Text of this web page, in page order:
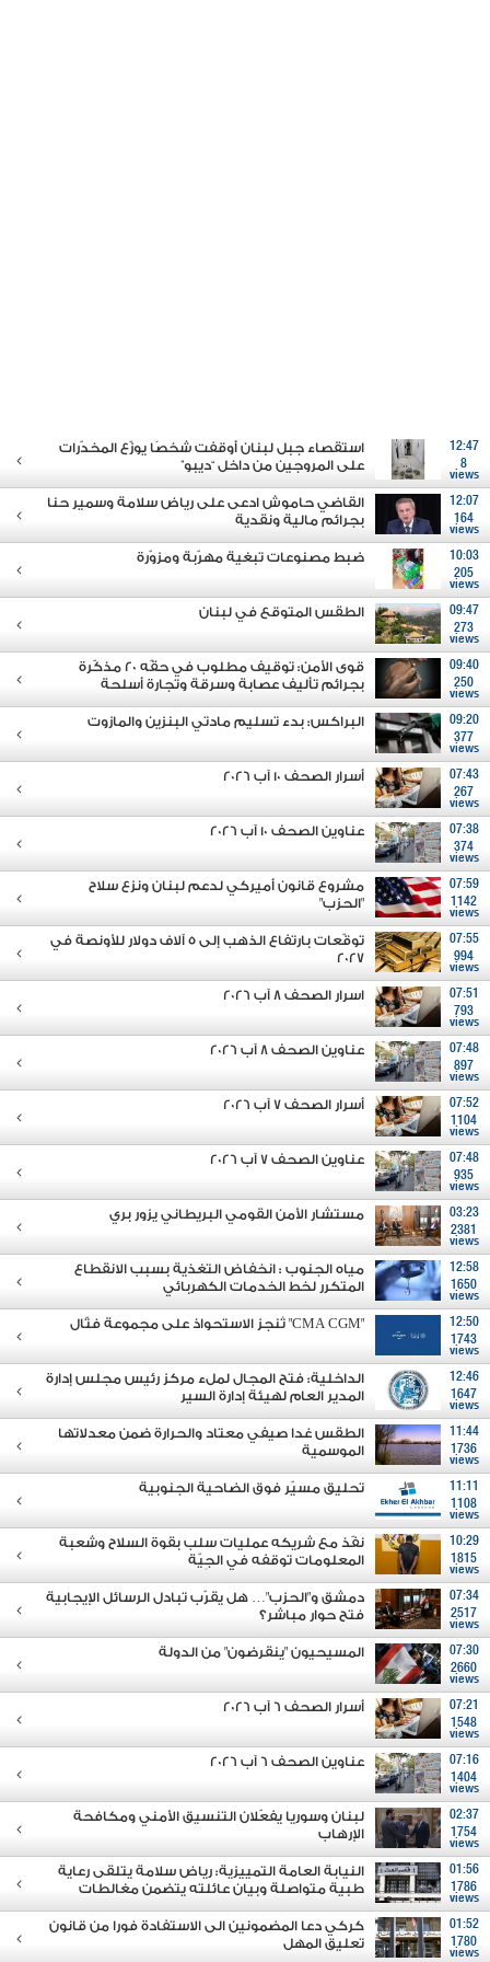
12:47
8
views
استقصاء جبل لبنان أوقفت شخصًا يوزّع المخدّرات
على المروجين من داخل “ديبو”
12:07
164
views
القاضي حاموش ادعى على رياض سلامة وسمير حنا
بجرائم مالية ونقدية
10:03
205
views
ضبط مصنوعات تبغية مهرّبة ومزوّرة
09:47
273
views
الطقس المتوقع في لبنان
09:40
250
views
قوى الأمن: توقيف مطلوب في حقّه 20 مذكّرة
بجرائم تأليف عصابة وسرقة وتجارة أسلحة
09:20
377
views
البراكس: بدء تسليم مادتي البنزين والمازوت
07:43
267
views
أسرار الصحف 10 آب 2026
07:38
374
views
عناوين الصحف 10 آب 2026
07:59
1142
views
مشروع قانون أميركي لدعم لبنان ونزع سلاح
"الحزب"
07:55
994
views
توقّعات بارتفاع الذهب إلى 5 آلاف دولار للأونصة في
2027
07:51
793
views
اسرار الصحف 8 آب 2026
07:48
897
views
عناوين الصحف 8 آب 2026
07:52
1104
views
أسرار الصحف 7 آب 2026
07:48
935
views
عناوين الصحف 7 آب 2026
03:23
2381
views
مستشار الأمن القومي البريطاني يزور بري
12:58
1650
views
مياه الجنوب : انخفاض التغذية بسبب الانقطاع
المتكرر لخط الخدمات الكهربائي
12:50
1743
views
"CMA CGM" تُنجز الاستحواذ على مجموعة فتّال
12:46
1647
views
الداخلية: فتح المجال لملء مركز رئيس مجلس إدارة
المدير العام لهيئة إدارة السير
11:44
1736
views
الطقس غدا صيفي معتاد والحرارة ضمن معدلاتها
الموسمية
11:11
1108
views
تحليق مسيّر فوق الضاحية الجنوبية
10:29
1815
views
نفّذ مع شريكه عمليات سلب بقوة السلاح وشعبة
المعلومات توقفه في الجِيّة
07:34
2517
views
دمشق و"الحزب"… هل يقرّب تبادل الرسائل الإيجابية
فتح حوار مباشر؟
07:30
2660
views
المسيحيون "ينقرضون" من الدولة
07:21
1548
views
أسرار الصحف 6 آب 2026
07:16
1404
views
عناوين الصحف 6 آب 2026
02:37
1754
views
لبنان وسوريا يفعّلان التنسيق الأمني ومكافحة
الإرهاب
01:56
1786
views
النيابة العامة التمييزية: رياض سلامة يتلقى رعاية
طبية متواصلة وبيان عائلته يتضمن مغالطات
01:52
1780
views
كركي دعا المضمونين الى الاستفادة فورا من قانون
تعليق المهل